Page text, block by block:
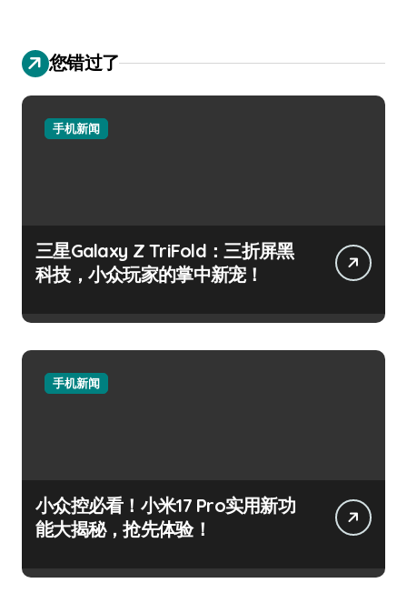
您错过了
手机新闻
三星Galaxy Z TriFold：三折屏黑
科技，小众玩家的掌中新宠！
手机新闻
小众控必看！小米17 Pro实用新功
能大揭秘，抢先体验！